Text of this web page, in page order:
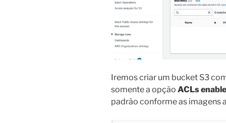
Iremos criar um bucket S3
somente a opção ACLs
padrão conforme as imagens